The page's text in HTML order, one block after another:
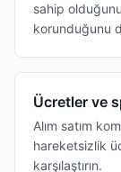
sahip
korunduğunu
Ücretler ve
Alım satım
hareketsizlik
karşılaştırın.